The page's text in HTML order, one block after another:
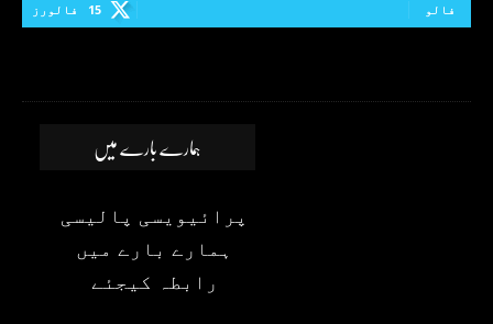
15 فالورز فالو
ہمارے بارے میں
پرائیویسی پالیسی
ہمارے بارے میں
رابطہ کیجئے